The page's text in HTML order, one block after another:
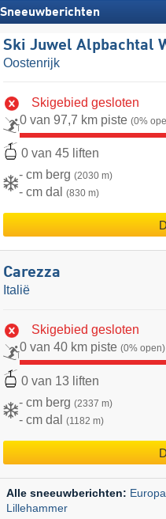
Sneeuwberichten
Ski Juwel Alpbachtal
Oostenrijk
Skigebied gesloten
0 van 97,7 km piste (0%
0 van 45 liften
- cm berg (2030 m)
- cm dal (830 m)
Carezza
Italië
Skigebied gesloten
0 van 40 km piste (0% open)
0 van 13 liften
- cm berg (2337 m)
- cm dal (1182 m)
Alle sneeuwberichten: Europa
Lillehammer